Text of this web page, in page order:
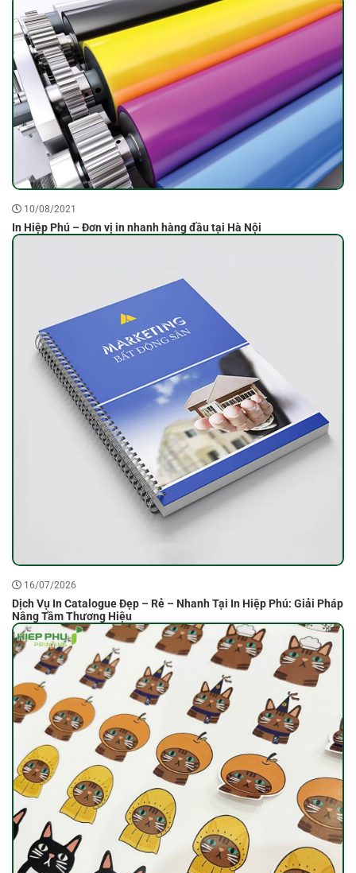
10/08/2021
In Hiệp Phú – Đơn vị in nhanh hàng đầu tại Hà Nội
16/07/2026
Dịch Vụ In Catalogue Đẹp – Rẻ – Nhanh Tại In Hiệp Phú: Giải Pháp
Nâng Tầm Thương Hiệu